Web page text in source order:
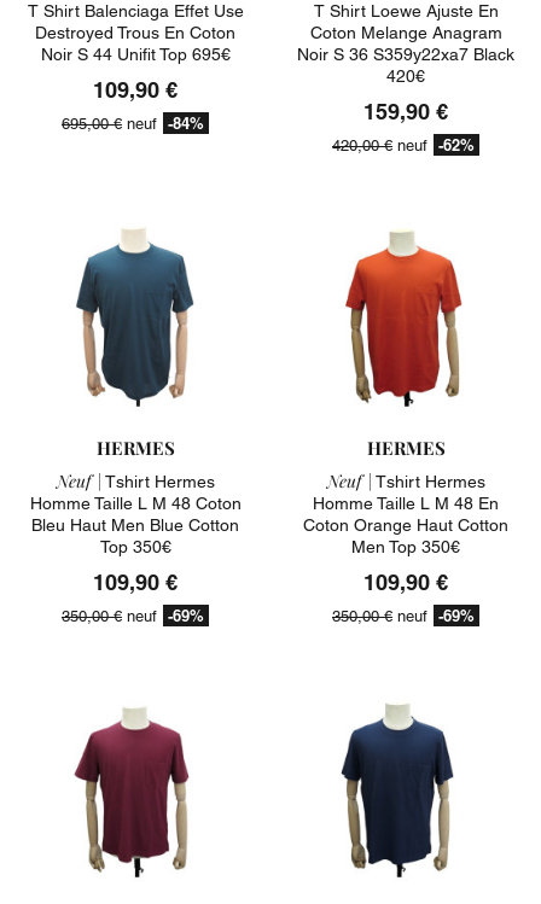
T Shirt Balenciaga Effet Use
Destroyed Trous En Coton
Noir S 44 Unifit Top 695€
109,90 €
695,00 € neuf -84%
T Shirt Loewe Ajuste En
Coton Melange Anagram
Noir S 36 S359y22xa7 Black
420€
159,90 €
420,00 € neuf -62%
HERMES
Neuf | Tshirt Hermes
Homme Taille L M 48 Coton
Bleu Haut Men Blue Cotton
Top 350€
109,90 €
350,00 € neuf -69%
HERMES
Neuf | Tshirt Hermes
Homme Taille L M 48 En
Coton Orange Haut Cotton
Men Top 350€
109,90 €
350,00 € neuf -69%